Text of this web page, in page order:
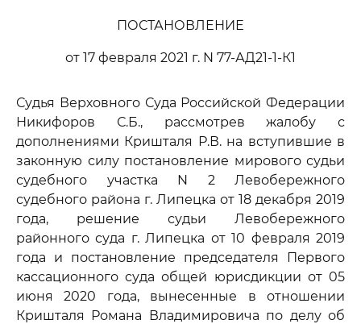
ПОСТАНОВЛЕНИЕ
от 17 февраля 2021 г. N 77-АД21-1-К1
Судья Верховного Суда Российской Федерации
Никифоров С.Б., рассмотрев жалобу с
дополнениями Кришталя Р.В. на вступившие в
законную силу постановление мирового судьи
судебного участка N 2 Левобережного
судебного района г. Липецка от 18 декабря 2019
года, решение судьи Левобережного
районного суда г. Липецка от 10 февраля 2019
года и постановление председателя Первого
кассационного суда общей юрисдикции от 05
июня 2020 года, вынесенные в отношении
Кришталя Романа Владимировича по делу об